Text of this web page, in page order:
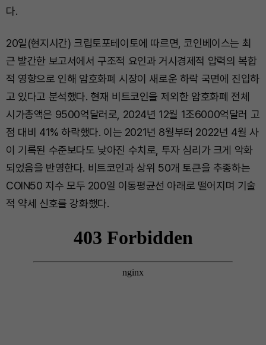
다.
20일(현지시간) 크립토포테이토에 따르면, 코인베이스는 최
근 발간한 보고서에서 구조적 요인과 거시경제적 압력의 복합
적 영향으로 인해 암호화폐 시장이 새로운 하락 국면에 진입하
고 있다고 분석했다. 현재 비트코인을 제외한 암호화폐 전체
시가총액은 9500억달러로, 2024년 12월 1조6000억달러 고
점 대비 41% 하락했다. 이는 2021년 8월부터 2022년 4월 사
이 기록된 수준보다도 낮아진 수치로, 투자 심리가 크게 악화
되었음을 반영한다. 비트코인과 상위 50개 토큰을 추종하는
COIN50 지수 모두 200일 이동평균선 아래로 떨어지며 기술
적 약세 신호를 강화했다.